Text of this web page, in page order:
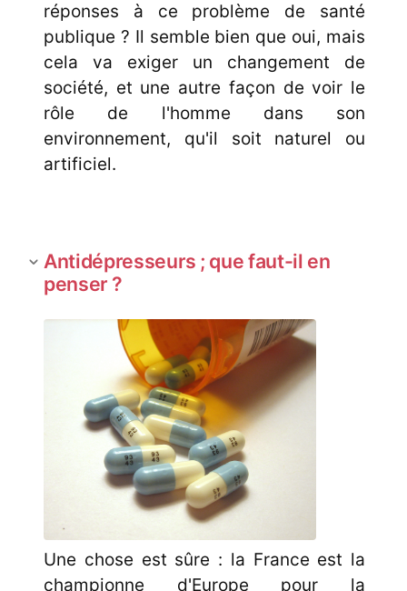
réponses à ce problème de santé
publique ? Il semble bien que oui, mais
cela va exiger un changement de
société, et une autre façon de voir le
rôle de l'homme dans son
environnement, qu'il soit naturel ou
artificiel.
Antidépresseurs ; que faut-il en
penser ?
Une chose est sûre : la France est la
championne d'Europe pour la